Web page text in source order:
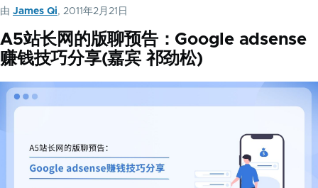
由 James Qi, 2011年2月21日
A5站长网的版聊预告：Google adsense
赚钱技巧分享(嘉宾 祁劲松)